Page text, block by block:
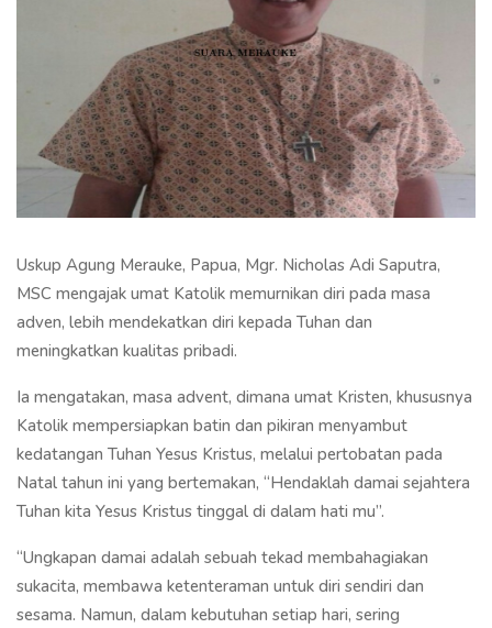
Uskup Agung Merauke, Papua, Mgr. Nicholas Adi Saputra,
MSC mengajak umat Katolik memurnikan diri pada masa
adven, lebih mendekatkan diri kepada Tuhan dan
meningkatkan kualitas pribadi.
Ia mengatakan, masa advent, dimana umat Kristen, khususnya
Katolik mempersiapkan batin dan pikiran menyambut
kedatangan Tuhan Yesus Kristus, melalui pertobatan pada
Natal tahun ini yang bertemakan, “Hendaklah damai sejahtera
Tuhan kita Yesus Kristus tinggal di dalam hati mu”.
“Ungkapan damai adalah sebuah tekad membahagiakan
sukacita, membawa ketenteraman untuk diri sendiri dan
sesama. Namun, dalam kebutuhan setiap hari, sering